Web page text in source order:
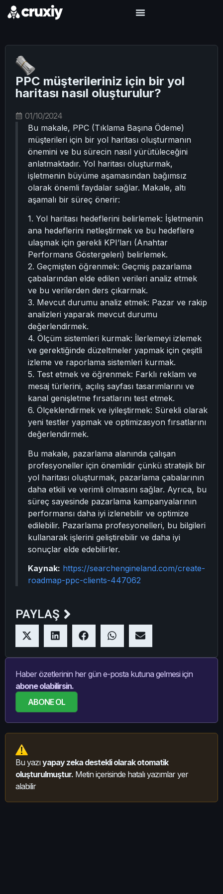
PPC müşterileriniz için bir yol
haritası nasıl oluşturulur?
01/10/2024
Bu makale, PPC (Tıklama Başına Ödeme)
müşterileri için bir yol haritası oluşturmanın
önemini ve bu sürecin nasıl yürütüleceğini
anlatmaktadır. Yol haritası oluşturmak,
işletmenin büyüme aşamasından bağımsız
olarak önemli faydalar sağlar. Makale, altı
aşamalı bir süreç önerir:
1. Yol haritası hedeflerini belirlemek: İşletmenin
ana hedeflerini netleştirmek ve bu hedeflere
ulaşmak için gerekli KPI’ları (Anahtar
Performans Göstergeleri) belirlemek.
2. Geçmişten öğrenmek: Geçmiş pazarlama
çabalarından elde edilen verileri analiz etmek
ve bu verilerden ders çıkarmak.
3. Mevcut durumu analiz etmek: Pazar ve rakip
analizleri yaparak mevcut durumu
değerlendirmek.
4. Ölçüm sistemleri kurmak: İlerlemeyi izlemek
ve gerektiğinde düzeltmeler yapmak için çeşitli
izleme ve raporlama sistemleri kurmak.
5. Test etmek ve öğrenmek: Farklı reklam ve
mesaj türlerini, açılış sayfası tasarımlarını ve
kanal genişletme fırsatlarını test etmek.
6. Ölçeklendirmek ve iyileştirmek: Sürekli olarak
yeni testler yapmak ve optimizasyon fırsatlarını
değerlendirmek.
Bu makale, pazarlama alanında çalışan
profesyoneller için önemlidir çünkü stratejik bir
yol haritası oluşturmak, pazarlama çabalarının
daha etkili ve verimli olmasını sağlar. Ayrıca, bu
süreç sayesinde pazarlama kampanyalarının
performansı daha iyi izlenebilir ve optimize
edilebilir. Pazarlama profesyonelleri, bu bilgileri
kullanarak işlerini geliştirebilir ve daha iyi
sonuçlar elde edebilirler.
Kaynak: https://searchengineland.com/create-
roadmap-ppc-clients-447062
PAYLAŞ
Haber özetlerinin her gün e-posta kutuna gelmesi için
abone olabilirsin.
ABONE OL
Bu yazıyapay zeka destekli olarak otomatik
oluşturulmuştur. Metin içerisinde hatalı yazımlar yer
alabilir